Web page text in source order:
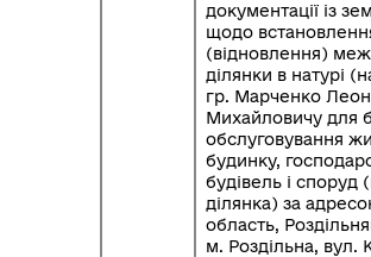
документації із
щодо
(відновлення)
ділянки в натурі
гр. Марченко
Михайловичу для
обслуговування
будинку,
будівель і споруд
ділянка) за
область,
м. Роздільна, вул.